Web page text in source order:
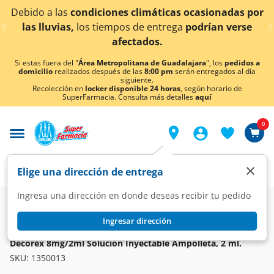
< div class="carousel-inner">
lascondiciones climáticas ocasionadas por
los tiempos de entregapodrían verse
¡Ahora
Si estas fuera del "Área Metropolitana de Guadalajara", los pedidos a
domicilio realizados después de las8:00 pm serán entregados al día
siguiente.
Recolección en locker disponible 24 horas, según horario de
SuperFarmacia. Consulta más detallesaquí
Elige una dirección de entrega
Ingresa una dirección en donde deseas recibir tu pedido
Ingresar dirección
×
0
Farmacia Medicina
Hormonal
Hormonas Corticoster
DECOREX
Decorex 8mg/2ml Solución Inyectable Ampolleta, 2 ml.
SKU: 1350013